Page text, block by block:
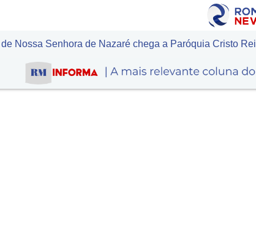
de Nossa Senhora de Nazaré chega a Paróquia Cristo Rei